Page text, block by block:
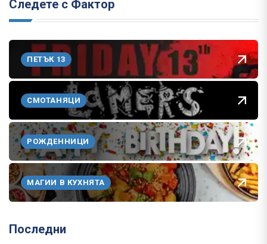
Следете с Фактор
ПЕТЪК 13
СМОТАНЯЦИ
РОЖДЕННИЦИ
МАГИИ В КУХНЯТА
Последни